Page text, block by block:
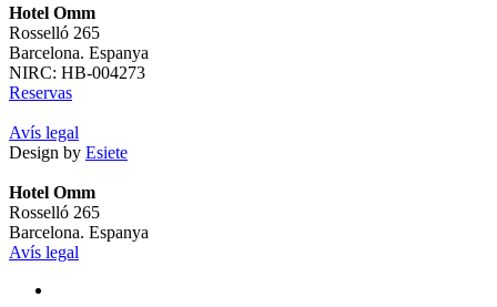
Hotel Omm
Rosselló 265
Barcelona. Espanya
NIRC: HB-004273
Reservas
Avís legal
Design by Esiete
Hotel Omm
Rosselló 265
Barcelona. Espanya
Avís legal